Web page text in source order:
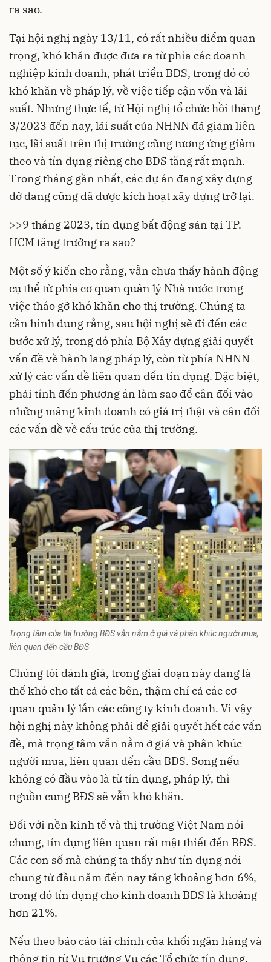
ra sao.
Tại hội nghị ngày 13/11, có rất nhiều điểm quan
trọng, khó khăn được đưa ra từ phía các doanh
nghiệp kinh doanh, phát triển BĐS, trong đó có
khó khăn về pháp lý, về việc tiếp cận vốn và lãi
suất. Nhưng thực tế, từ Hội nghị tổ chức hồi tháng
3/2023 đến nay, lãi suất của NHNN đã giảm liên
tục, lãi suất trên thị trường cũng tương ứng giảm
theo và tín dụng riêng cho BĐS tăng rất mạnh.
Trong tháng gần nhất, các dự án đang xây dựng
dở dang cũng đã được kích hoạt xây dựng trở lại.
>>9 tháng 2023, tín dụng bất động sản tại TP.
HCM tăng trưởng ra sao?
Một số ý kiến cho rằng, vẫn chưa thấy hành động
cụ thể từ phía cơ quan quản lý Nhà nước trong
việc tháo gỡ khó khăn cho thị trường. Chúng ta
cần hình dung rằng, sau hội nghị sẽ đi đến các
bước xử lý, trong đó phía Bộ Xây dựng giải quyết
vấn đề về hành lang pháp lý, còn từ phía NHNN
xử lý các vấn đề liên quan đến tín dụng. Đặc biệt,
phải tính đến phương án làm sao để cân đối vào
những mảng kinh doanh có giá trị thật và cân đối
các vấn đề về cấu trúc của thị trường.
Trọng tâm của thị trường BĐS vẫn nằm ở giá và phân khúc người mua,
liên quan đến cầu BĐS
Chúng tôi đánh giá, trong giai đoạn này đang là
thế khó cho tất cả các bên, thậm chí cả các cơ
quan quản lý lẫn các công ty kinh doanh. Vì vậy
hội nghị này không phải để giải quyết hết các vấn
đề, mà trọng tâm vẫn nằm ở giá và phân khúc
người mua, liên quan đến cầu BĐS. Song nếu
không có đầu vào là từ tín dụng, pháp lý, thì
nguồn cung BĐS sẽ vẫn khó khăn.
Đối với nền kinh tế và thị trường Việt Nam nói
chung, tín dụng liên quan rất mật thiết đến BĐS.
Các con số mà chúng ta thấy như tín dụng nói
chung từ đầu năm đến nay tăng khoảng hơn 6%,
trong đó tín dụng cho kinh doanh BĐS là khoảng
hơn 21%.
Nếu theo báo cáo tài chính của khối ngân hàng và
thông tin từ Vụ trưởng Vụ các Tổ chức tín dụng,